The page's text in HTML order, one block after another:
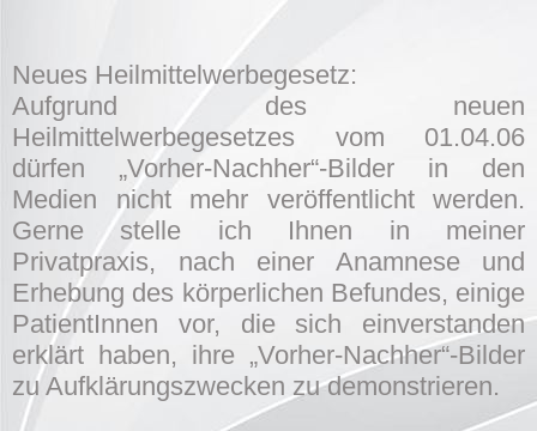
Neues Heilmittelwerbegesetz:
Aufgrund des neuen
Heilmittelwerbegesetzes vom 01.04.06
dürfen „Vorher-Nachher“-Bilder in den
Medien nicht mehr veröffentlicht werden.
Gerne stelle ich Ihnen in meiner
Privatpraxis, nach einer Anamnese und
Erhebung des körperlichen Befundes, einige
PatientInnen vor, die sich einverstanden
erklärt haben, ihre „Vorher-Nachher“-Bilder
zu Aufklärungszwecken zu demonstrieren.